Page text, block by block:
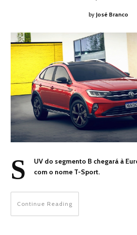
by José Branco
S
UV do segmento B chegará à
com o nome T-Sport.
Continue Reading